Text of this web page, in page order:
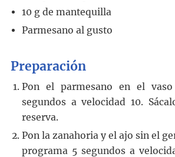
10 g de mantequilla
Parmesano al gusto
Preparación
Pon el parmesano en el
segundos a velocidad 10.
reserva.
Pon la zanahoria y el ajo sin el
programa 5 segundos a